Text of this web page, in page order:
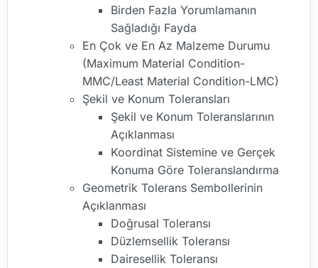
Birden Fazla Yorumlamanın
Sağladığı Fayda
En Çok ve En Az Malzeme Durumu
(Maximum Material Condition-
MMC/Least Material Condition-LMC)
Şekil ve Konum Toleransları
Şekil ve Konum Toleranslarının
Açıklanması
Koordinat Sistemine ve Gerçek
Konuma Göre Toleranslandırma
Geometrik Tolerans Sembollerinin
Açıklanması
Doğrusal Toleransı
Düzlemsellik Toleransı
Dairesellik Toleransı